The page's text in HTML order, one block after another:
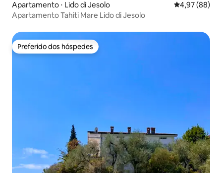
Apartamento ⋅ Lido di Jesolo 4,97 de uma
4,97 (88)
Apartamento Tahiti Mare Lido di Jesolo
Preferido dos hóspedes
Preferido dos hóspedes